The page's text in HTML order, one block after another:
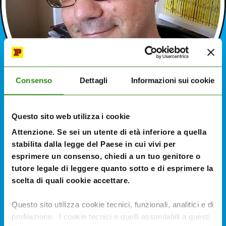
Consenso Dettagli Informazioni sui cookie
Questo sito web utilizza i cookie
Attenzione. Se sei un utente di età inferiore a quella
stabilita dalla legge del Paese in cui vivi per
esprimere un consenso, chiedi a un tuo genitore o
tutore legale di leggere quanto sotto e di esprimere la
scelta di quali cookie accettare.
Questo sito utilizza cookie tecnici, funzionali, analitici e di
profilazione. I cookie tecnici e quelli assimilabili a questi
Bruno Enna
Sceneggiatore